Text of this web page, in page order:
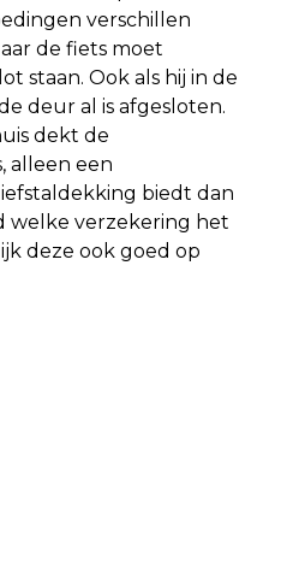
verschillen
de fiets moet
staan. Ook als hij in de
deur al is afgesloten.
dekt de
alleen een
biedt dan
welke verzekering het
deze ook goed op